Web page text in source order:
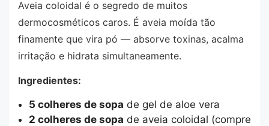
Aveia coloidal é o segredo de muitos
dermocosméticos caros. É aveia moída tão
finamente que vira pó — absorve toxinas, acalma
irritação e hidrata simultaneamente.
Ingredientes:
5 colheres de sopa de gel de aloe vera
2 colheres de sopa de aveia coloidal (compre